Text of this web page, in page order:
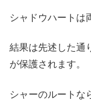
シャドウハートは
結果は先述した通
が保護されます。
シャーのルートな